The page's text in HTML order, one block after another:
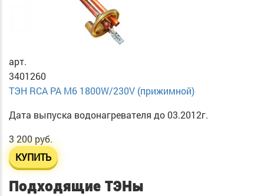
арт.
3401260
ТЭН RСА PA М6 1800W/230V (прижимной)
Дата выпуска водонагревателя до 03.2012г.
3 200 руб.
КУПИТЬ
Подходящие ТЭНы